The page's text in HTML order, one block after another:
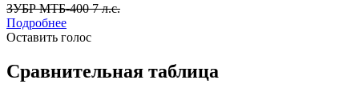
ЗУБР МТБ-400 7 л.с.
Подробнее
Оставить голос
Сравнительная таблица